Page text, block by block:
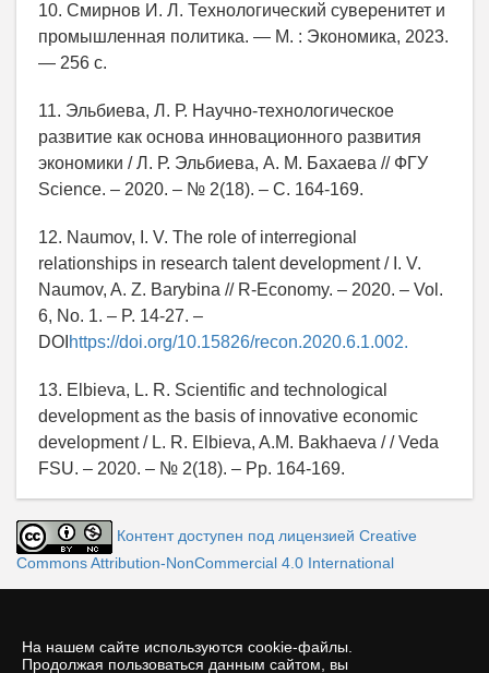
На нашем сайте используются cookie-файлы.
Продолжая пользоваться данным сайтом, вы
10. Смирнов И. Л. Технологический суверенитет и
промышленная политика. — М. : Экономика, 2023.
— 256 с.
11. Эльбиева, Л. Р. Научно-технологическое
развитие как основа инновационного развития
экономики / Л. Р. Эльбиева, А. М. Бахаева // ФГУ
Science. – 2020. – № 2(18). – С. 164-169.
12. Naumov, I. V. The role of interregional
relationships in research talent development / I. V.
Naumov, A. Z. Barybina // R-Economy. – 2020. – Vol.
6, No. 1. – P. 14-27. –
DOI https://doi.org/10.15826/recon.2020.6.1.002.
13. Elbieva, L. R. Scientific and technological
development as the basis of innovative economic
development / L. R. Elbieva, A.M. Bakhaeva / / Veda
FSU. – 2020. – № 2(18). – Pp. 164-169.
Контент доступен под лицензией Creative
Commons Attribution-NonCommercial 4.0 International